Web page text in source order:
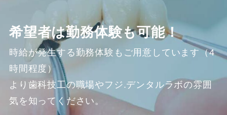
希望者は勤務体験も可能！
時給が発生する勤務体験もご用意しています（4
時間程度）
より歯科技工の職場やフジ.デンタルラボの雰囲
気を知ってください。